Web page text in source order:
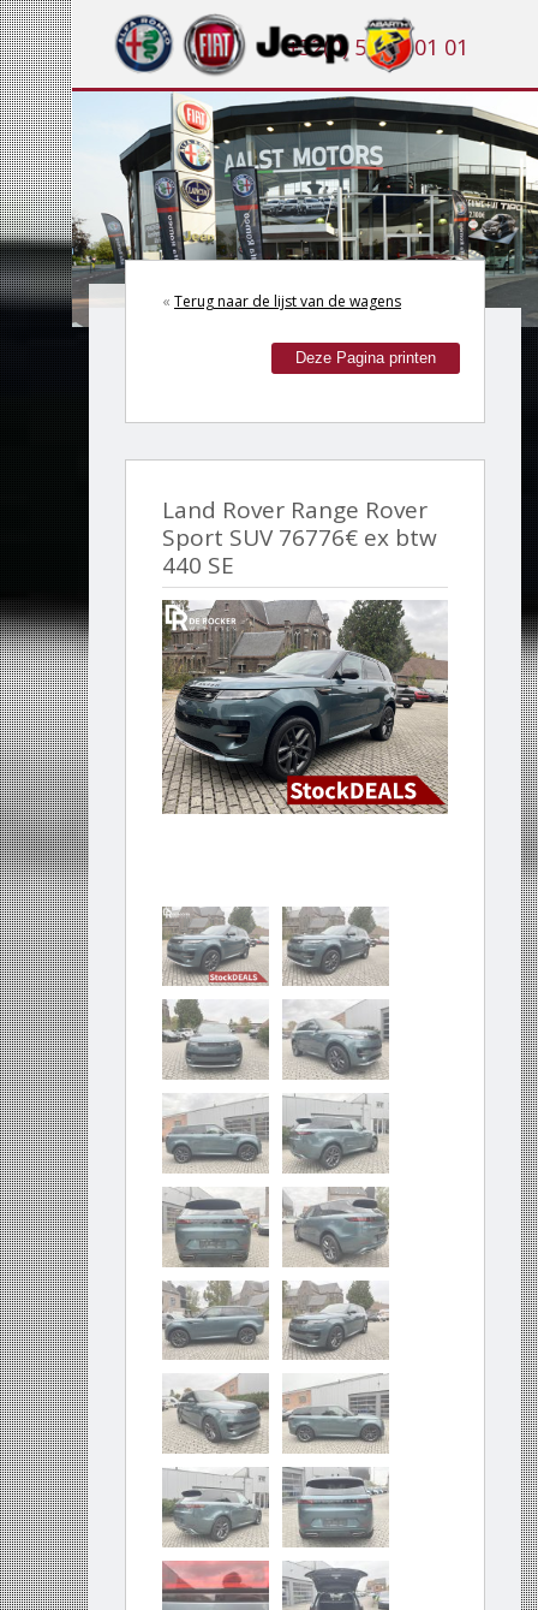
+32(0) 53 21 01 01
« Terug naar de lijst van de wagens
Deze Pagina printen
Land Rover Range Rover
Sport SUV 76776€ ex btw
440 SE